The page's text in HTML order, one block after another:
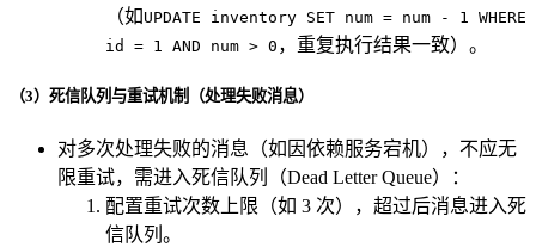
（如 UPDATE inventory SET num = num - 1 WHERE
id = 1 AND num > 0 ，重复执行结果一致）。
（3）死信队列与重试机制（处理失败消息）
对多次处理失败的消息（如因依赖服务宕机），不应无
限重试，需进入死信队列（Dead Letter Queue）：
配置重试次数上限（如 3 次），超过后消息进入死
信队列。